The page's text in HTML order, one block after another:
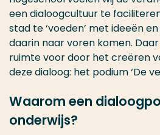
een dialoogcultuur te
stad te ‘voeden’ met ideeën
daarin naar voren komen.
ruimte voor door het creëren
deze dialoog: het podium ‘De
Waarom een
onderwijs?